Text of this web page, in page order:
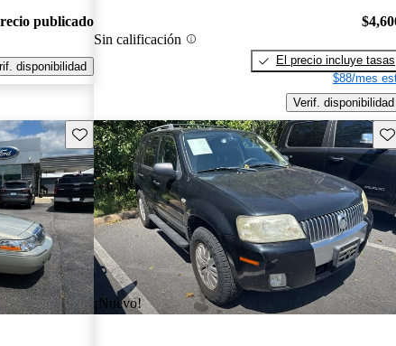
publicado
disponibilidad
Sin calificación
El precio incluye tasas
$88/mes
Verif. disponibilidad
Guarda este Aviso
¡Nuevo!